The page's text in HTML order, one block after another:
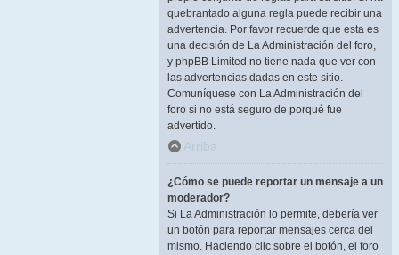
quebrantado alguna regla puede recibir una
advertencia. Por favor recuerde que esta es
una decisión de La Administración del foro,
y phpBB Limited no tiene nada que ver con
las advertencias dadas en este sitio.
Comuníquese con La Administración del
foro si no está seguro de porqué fue
advertido.
Arriba
¿Cómo se puede reportar un mensaje a un
moderador?
Si La Administración lo permite, debería ver
un botón para reportar mensajes cerca del
mismo. Haciendo clic sobre el botón, el foro